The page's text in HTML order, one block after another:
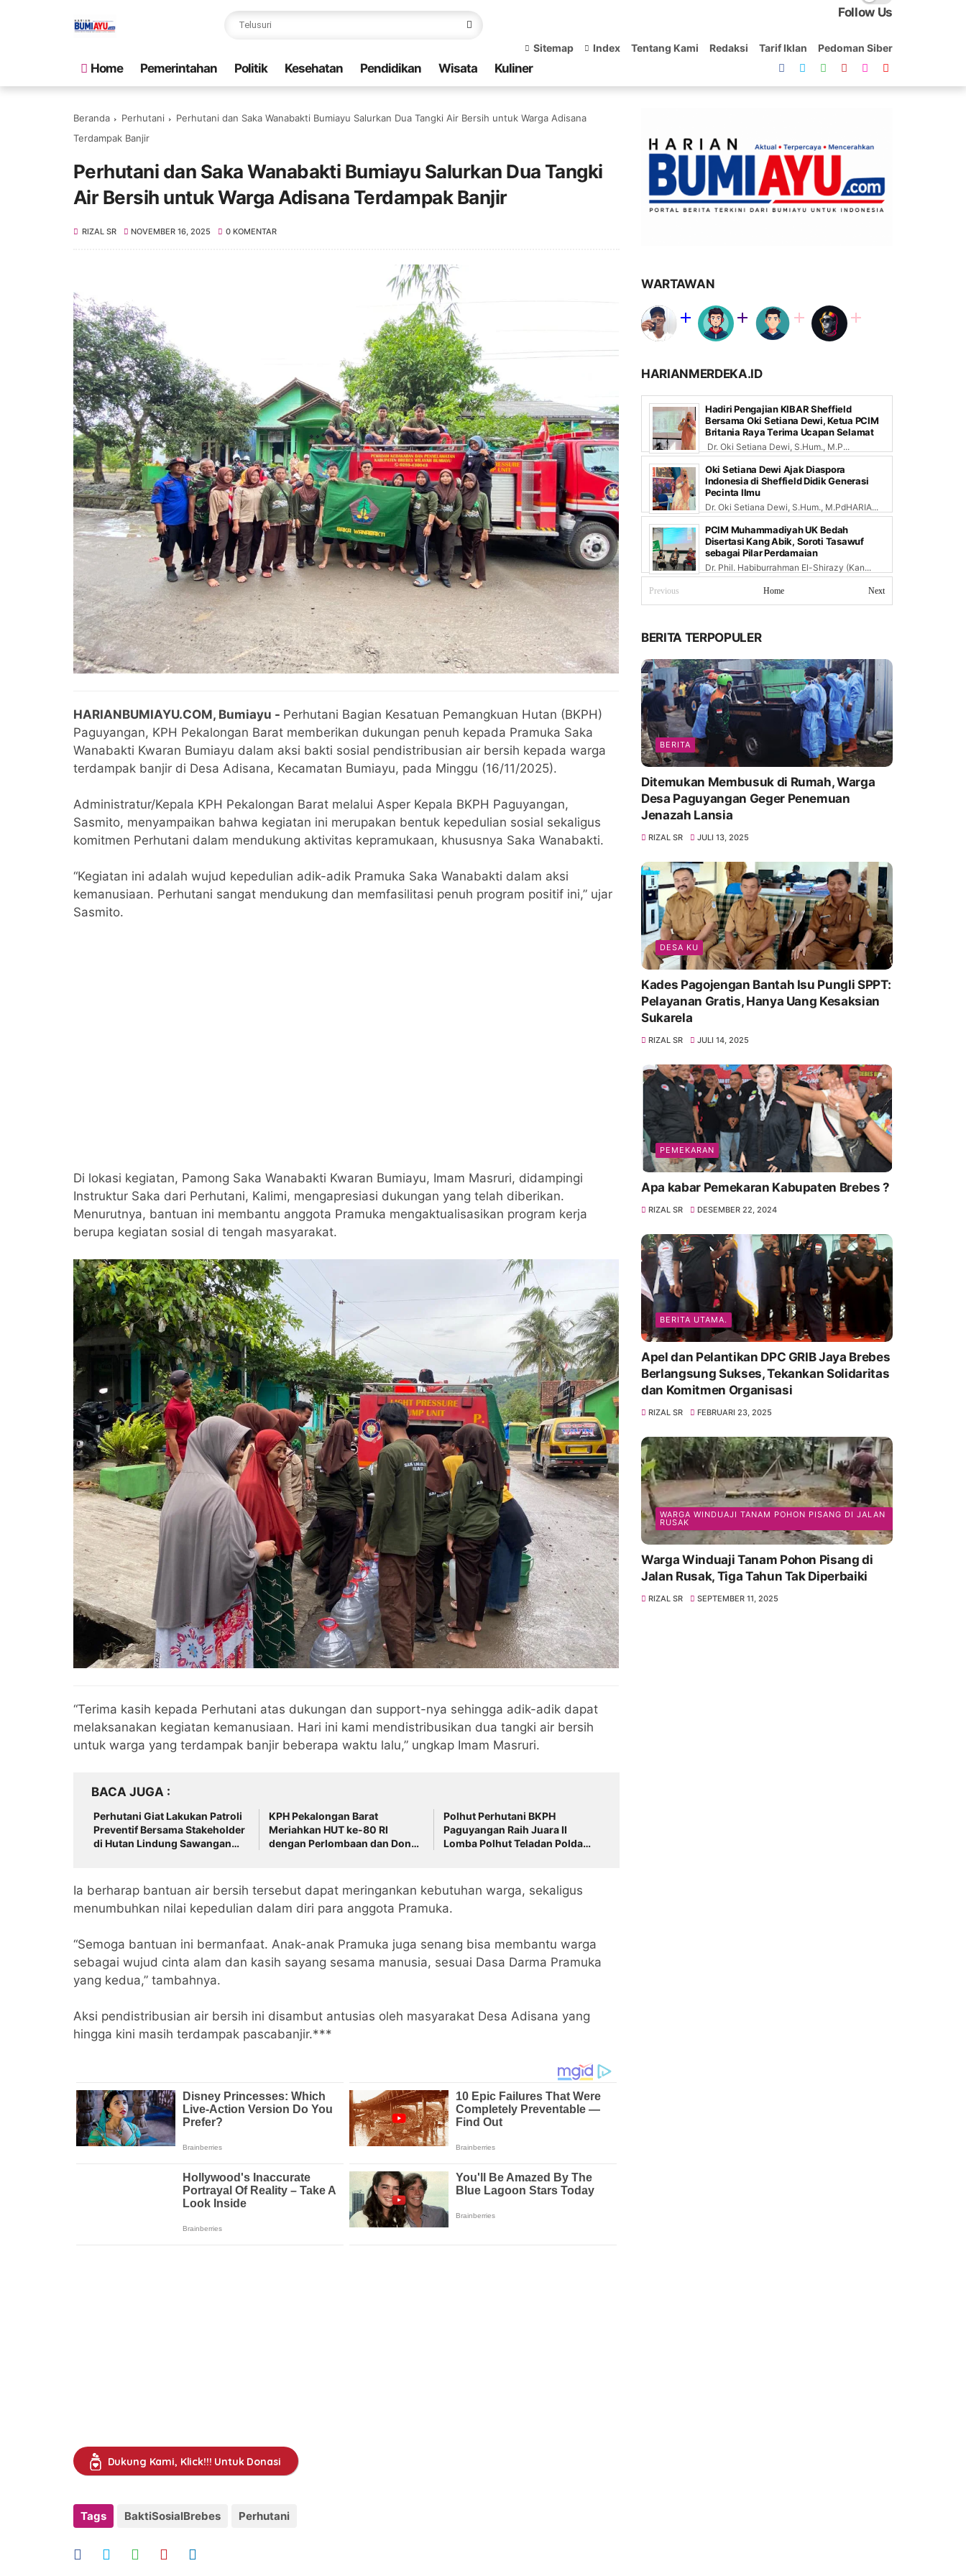
Follow Us
Sitemap Index Tentang Kami Redaksi Tarif Iklan Pedoman Siber
Home Pemerintahan Politik Kesehatan Pendidikan Wisata Kuliner
Beranda Perhutani
Perhutani dan Saka Wanabakti Bumiayu Salurkan Dua Tangki Air Bersih untuk Warga Adisana
Terdampak Banjir
Perhutani dan Saka Wanabakti Bumiayu Salurkan Dua Tangki
Air Bersih untuk Warga Adisana Terdampak Banjir
RIZAL SR NOVEMBER 16, 2025 0 KOMENTAR
HARIANBUMIAYU.COM, Bumiayu - Perhutani Bagian Kesatuan Pemangkuan Hutan (BKPH)
Paguyangan, KPH Pekalongan Barat memberikan dukungan penuh kepada Pramuka Saka
Wanabakti Kwaran Bumiayu dalam aksi bakti sosial pendistribusian air bersih kepada warga
terdampak banjir di Desa Adisana, Kecamatan Bumiayu, pada Minggu (16/11/2025).
Administratur/Kepala KPH Pekalongan Barat melalui Asper Kepala BKPH Paguyangan,
Sasmito, menyampaikan bahwa kegiatan ini merupakan bentuk kepedulian sosial sekaligus
komitmen Perhutani dalam mendukung aktivitas kepramukaan, khususnya Saka Wanabakti.
“Kegiatan ini adalah wujud kepedulian adik-adik Pramuka Saka Wanabakti dalam aksi
kemanusiaan. Perhutani sangat mendukung dan memfasilitasi penuh program positif ini,” ujar
Sasmito.
Di lokasi kegiatan, Pamong Saka Wanabakti Kwaran Bumiayu, Imam Masruri, didampingi
Instruktur Saka dari Perhutani, Kalimi, mengapresiasi dukungan yang telah diberikan.
Menurutnya, bantuan ini membantu anggota Pramuka mengaktualisasikan program kerja
berupa kegiatan sosial di tengah masyarakat.
“Terima kasih kepada Perhutani atas dukungan dan support-nya sehingga adik-adik dapat
melaksanakan kegiatan kemanusiaan. Hari ini kami mendistribusikan dua tangki air bersih
untuk warga yang terdampak banjir beberapa waktu lalu,” ungkap Imam Masruri.
BACA JUGA
Perhutani Giat Lakukan Patroli
Preventif Bersama Stakeholder
di Hutan Lindung Sawangan
KPH Pekalongan Barat
Meriahkan HUT ke-80 RI
dengan Perlombaan dan Donor
Polhut Perhutani BKPH
Paguyangan Raih Juara II
Lomba Polhut Teladan Polda
Ia berharap bantuan air bersih tersebut dapat meringankan kebutuhan warga, sekaligus
menumbuhkan nilai kepedulian dalam diri para anggota Pramuka.
“Semoga bantuan ini bermanfaat. Anak-anak Pramuka juga senang bisa membantu warga
sebagai wujud cinta alam dan kasih sayang sesama manusia, sesuai Dasa Darma Pramuka
yang kedua,” tambahnya.
Aksi pendistribusian air bersih ini disambut antusias oleh masyarakat Desa Adisana yang
hingga kini masih terdampak pascabanjir.***
Dukung Kami, Klick!!! Untuk Donasi
Tags BaktiSosialBrebes Perhutani
WARTAWAN
HARIANMERDEKA.ID
Hadiri Pengajian KIBAR Sheffield
Bersama Oki Setiana Dewi, Ketua PCIM
Britania Raya Terima Ucapan Selamat
Dr. Oki Setiana Dewi, S.Hum., M.P...
Oki Setiana Dewi Ajak Diaspora
Indonesia di Sheffield Didik Generasi
Pecinta Ilmu
Dr. Oki Setiana Dewi, S.Hum., M.PdHARIA...
PCIM Muhammadiyah UK Bedah
Disertasi Kang Abik, Soroti Tasawuf
sebagai Pilar Perdamaian
Dr. Phil. Habiburrahman El-Shirazy (Kan...
Previous Next
Home
BERITA TERPOPULER
BERITA
Ditemukan Membusuk di Rumah, Warga
Desa Paguyangan Geger Penemuan
Jenazah Lansia
RIZAL SR JULI 13, 2025
DESA KU
Kades Pagojengan Bantah Isu Pungli SPPT:
Pelayanan Gratis, Hanya Uang Kesaksian
Sukarela
RIZAL SR JULI 14, 2025
PEMEKARAN
Apa kabar Pemekaran Kabupaten Brebes ?
RIZAL SR DESEMBER 22, 2024
BERITA UTAMA.
Apel dan Pelantikan DPC GRIB Jaya Brebes
Berlangsung Sukses, Tekankan Solidaritas
dan Komitmen Organisasi
RIZAL SR FEBRUARI 23, 2025
WARGA WINDUAJI TANAM POHON PISANG DI JALAN
RUSAK
Warga Winduaji Tanam Pohon Pisang di
Jalan Rusak, Tiga Tahun Tak Diperbaiki
RIZAL SR SEPTEMBER 11, 2025